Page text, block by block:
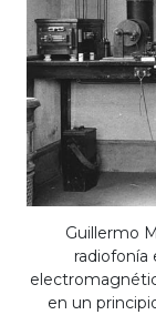
Guillermo
radiofonía
en un